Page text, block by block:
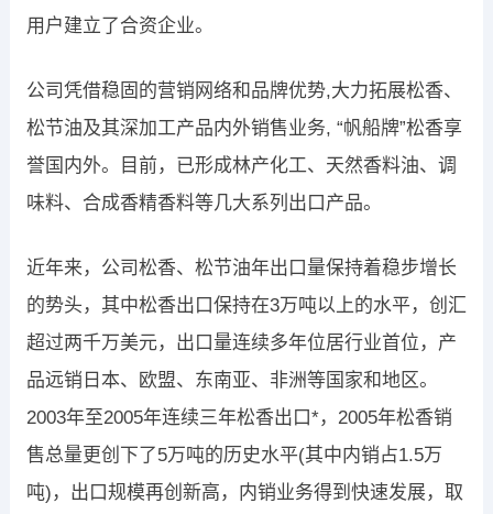
用户建立了合资企业。
公司凭借稳固的营销网络和品牌优势,大力拓展松香、
松节油及其深加工产品内外销售业务, “帆船牌”松香享
誉国内外。目前，已形成林产化工、天然香料油、调
味料、合成香精香料等几大系列出口产品。
近年来，公司松香、松节油年出口量保持着稳步增长
的势头，其中松香出口保持在3万吨以上的水平，创汇
超过两千万美元，出口量连续多年位居行业首位，产
品远销日本、欧盟、东南亚、非洲等国家和地区。
2003年至2005年连续三年松香出口*，2005年松香销
售总量更创下了5万吨的历史水平(其中内销占1.5万
吨)，出口规模再创新高，内销业务得到快速发展，取